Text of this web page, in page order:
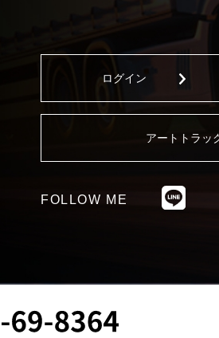
ログイン
アートトラッ
FOLLOW ME